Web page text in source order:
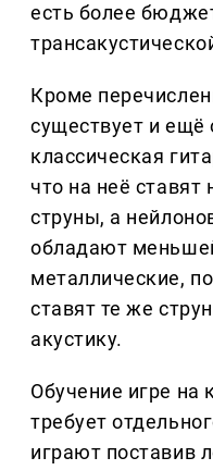
есть более
Кроме
существует и ещё
классическая
что на неё ставят
струны, а
обладают
металлические,
ставят те же
акустику.
Обучение игре на
требует
играют поставив